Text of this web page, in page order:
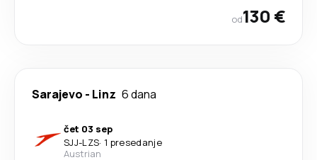
od130 €
Sarajevo - Linz 6 dana
čet 03 sep
SJJ-LZS· 1 presedanje
Austrian